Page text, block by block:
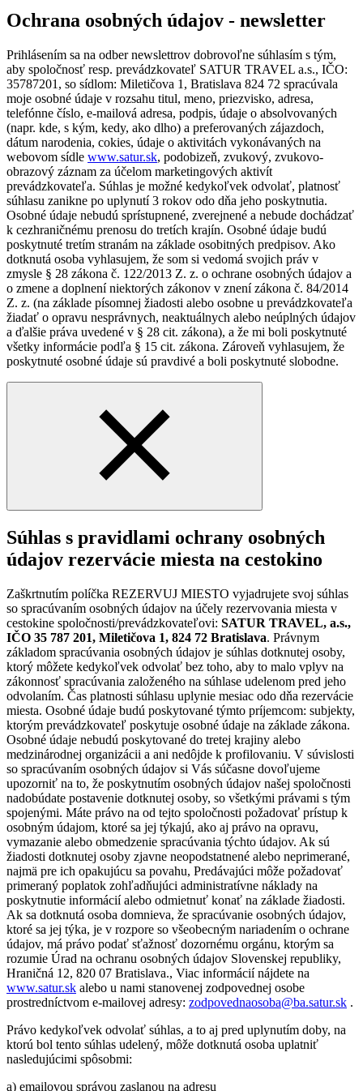
Ochrana osobných údajov - newsletter
Prihlásením sa na odber newslettrov dobrovoľne súhlasím s tým,
aby spoločnosť resp. prevádzkovateľ SATUR TRAVEL a.s., IČO:
35787201, so sídlom: Miletičova 1, Bratislava 824 72 spracúvala
moje osobné údaje v rozsahu titul, meno, priezvisko, adresa,
telefónne číslo, e-mailová adresa, podpis, údaje o absolvovaných
(napr. kde, s kým, kedy, ako dlho) a preferovaných zájazdoch,
dátum narodenia, cokies, údaje o aktivitách vykonávaných na
webovom sídle www.satur.sk, podobizeň, zvukový, zvukovo-
obrazový záznam za účelom marketingových aktivít
prevádzkovateľa. Súhlas je možné kedykoľvek odvolať, platnosť
súhlasu zanikne po uplynutí 3 rokov odo dňa jeho poskytnutia.
Osobné údaje nebudú sprístupnené, zverejnené a nebude dochádzať
k cezhraničnému prenosu do tretích krajín. Osobné údaje budú
poskytnuté tretím stranám na základe osobitných predpisov. Ako
dotknutá osoba vyhlasujem, že som si vedomá svojich práv v
zmysle § 28 zákona č. 122/2013 Z. z. o ochrane osobných údajov a
o zmene a doplnení niektorých zákonov v znení zákona č. 84/2014
Z. z. (na základe písomnej žiadosti alebo osobne u prevádzkovateľa
žiadať o opravu nesprávnych, neaktuálnych alebo neúplných údajov
a ďalšie práva uvedené v § 28 cit. zákona), a že mi boli poskytnuté
všetky informácie podľa § 15 cit. zákona. Zároveň vyhlasujem, že
poskytnuté osobné údaje sú pravdivé a boli poskytnuté slobodne.
Súhlas s pravidlami ochrany osobných
údajov rezervácie miesta na cestokino
Zaškrtnutím políčka REZERVUJ MIESTO vyjadrujete svoj súhlas
so spracúvaním osobných údajov na účely rezervovania miesta v
cestokine spoločnosti/prevádzkovateľovi: SATUR TRAVEL, a.s.,
IČO 35 787 201, Miletičova 1, 824 72 Bratislava. Právnym
základom spracúvania osobných údajov je súhlas dotknutej osoby,
ktorý môžete kedykoľvek odvolať bez toho, aby to malo vplyv na
zákonnosť spracúvania založeného na súhlase udelenom pred jeho
odvolaním. Čas platnosti súhlasu uplynie mesiac odo dňa rezervácie
miesta. Osobné údaje budú poskytované týmto príjemcom: subjekty,
ktorým prevádzkovateľ poskytuje osobné údaje na základe zákona.
Osobné údaje nebudú poskytované do tretej krajiny alebo
medzinárodnej organizácii a ani nedôjde k profilovaniu. V súvislosti
so spracúvaním osobných údajov si Vás súčasne dovoľujeme
upozorniť na to, že poskytnutím osobných údajov našej spoločnosti
nadobúdate postavenie dotknutej osoby, so všetkými právami s tým
spojenými. Máte právo na od tejto spoločnosti požadovať prístup k
osobným údajom, ktoré sa jej týkajú, ako aj právo na opravu,
vymazanie alebo obmedzenie spracúvania týchto údajov. Ak sú
žiadosti dotknutej osoby zjavne neopodstatnené alebo neprimerané,
najmä pre ich opakujúcu sa povahu, Predávajúci môže požadovať
primeraný poplatok zohľadňujúci administratívne náklady na
poskytnutie informácií alebo odmietnuť konať na základe žiadosti.
Ak sa dotknutá osoba domnieva, že spracúvanie osobných údajov,
ktoré sa jej týka, je v rozpore so všeobecným nariadením o ochrane
údajov, má právo podať sťažnosť dozornému orgánu, ktorým sa
rozumie Úrad na ochranu osobných údajov Slovenskej republiky,
Hraničná 12, 820 07 Bratislava., Viac informácií nájdete na
www.satur.sk alebo u nami stanovenej zodpovednej osobe
prostredníctvom e-mailovej adresy: zodpovednaosoba@ba.satur.sk .
Právo kedykoľvek odvolať súhlas, a to aj pred uplynutím doby, na
ktorú bol tento súhlas udelený, môže dotknutá osoba uplatniť
nasledujúcimi spôsobmi:
a) emailovou správou zaslanou na adresu